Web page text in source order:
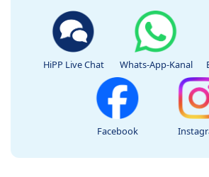
HiPP Live Chat Whats-App-Kanal
Facebook